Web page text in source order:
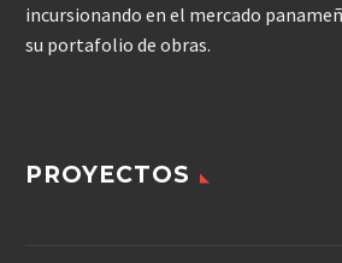
incursionando en el mercado
su portafolio de obras.
PROYECTOS